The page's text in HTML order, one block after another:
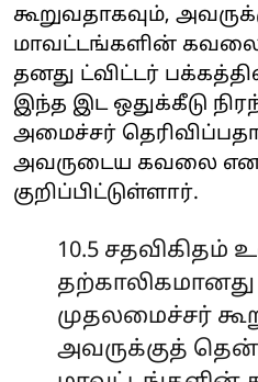
கூறுவதாகவும்,
மாவட்டங்களின் கவலை
தனது ட்விட்டர்
இந்த இட ஒதுக்கீடு
அமைச்சர்
அவருடைய கவலை என
குறிப்பிட்டுள்ளார்.
10.5 சதவிகிதம்
முதலமைச்சர்
அவருக்குத் தென்